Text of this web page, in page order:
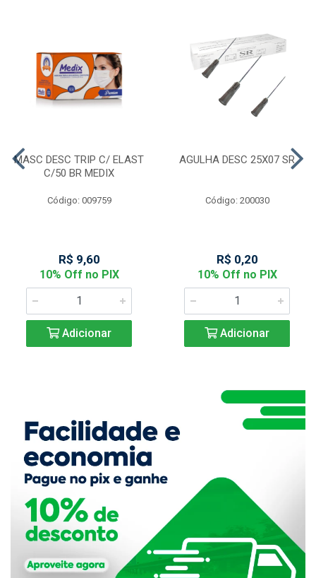
MASC DESC TRIP C/ ELAST
C/50 BR MEDIX
Código: 009759
R$ 9,60
10% Off no PIX
Adicionar
AGULHA DESC 25X07 SR
Código: 200030
R$ 0,20
10% Off no PIX
Adicionar